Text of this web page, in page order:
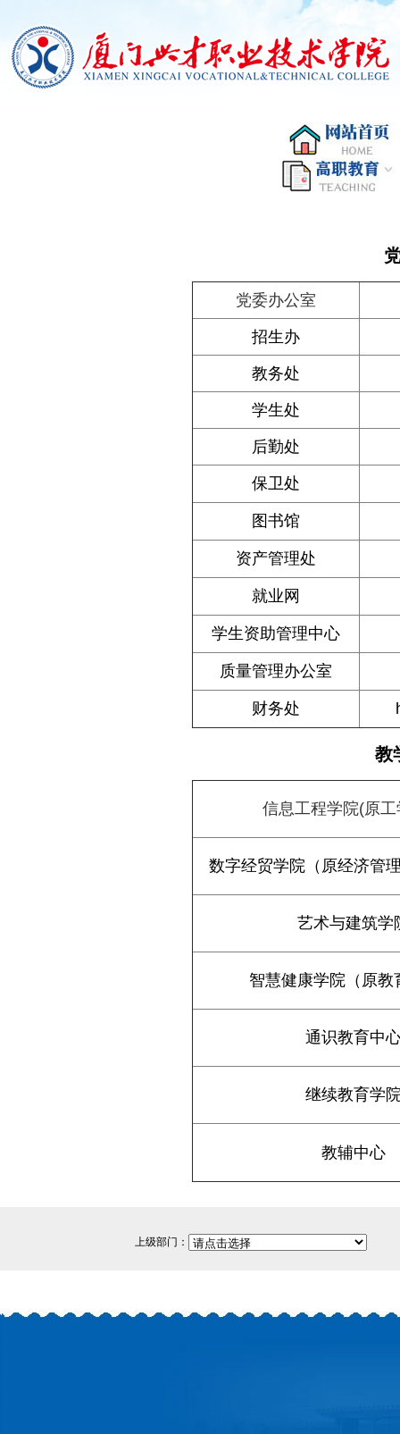
党委办公室
招生办
教务处
学生处
后勤处
保卫处
图书馆
资产管理处
就业网
学生资助管理中心
质量管理办公室
财务处
教
信息工程学院(原
数字经贸学院（原经济管
艺术与建筑学
智慧健康学院（原教
通识教育中
继续教育学
教辅中心
上级部门：